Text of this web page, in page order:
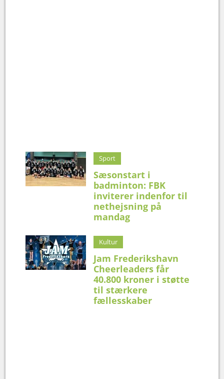
Sport
Sæsonstart i
badminton: FBK
inviterer indenfor til
nethejsning på
mandag
Kultur
Jam Frederikshavn
Cheerleaders får
40.800 kroner i støtte
til stærkere
fællesskaber